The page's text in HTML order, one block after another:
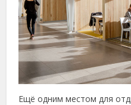
Ещё одним местом для